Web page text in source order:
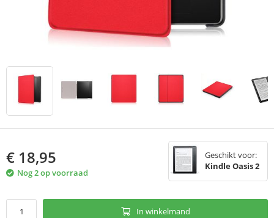
€ 18,95
Nog 2 op voorraad
Geschikt voor:
Kindle Oasis 2
In winkelmand